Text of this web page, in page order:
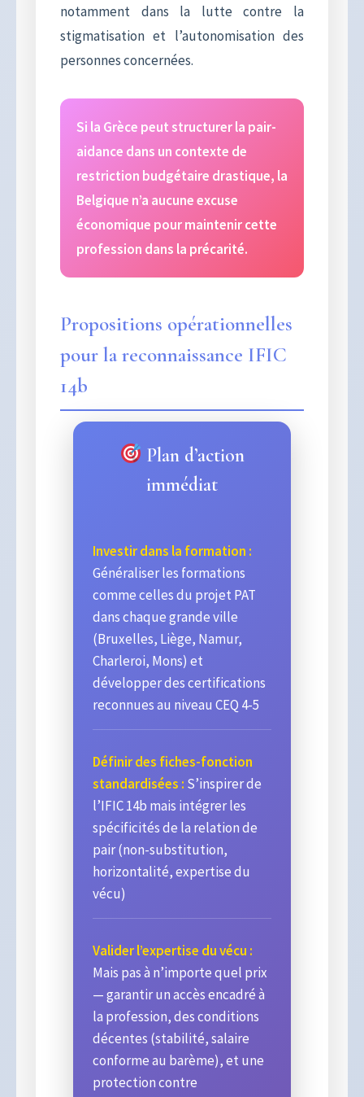
notamment dans la lutte contre la
stigmatisation et l’autonomisation des
personnes concernées.
Si la Grèce peut structurer la pair-
aidance dans un contexte de
restriction budgétaire drastique, la
Belgique n’a aucune excuse
économique pour maintenir cette
profession dans la précarité.
Propositions opérationnelles
pour la reconnaissance IFIC
14b
Plan d’action
immédiat
Investir dans la formation :
Généraliser les formations
comme celles du projet PAT
dans chaque grande ville
(Bruxelles, Liège, Namur,
Charleroi, Mons) et
développer des certifications
reconnues au niveau CEQ 4-5
Définir des fiches-fonction
standardisées : S’inspirer de
l’IFIC 14b mais intégrer les
spécificités de la relation de
pair (non-substitution,
horizontalité, expertise du
vécu)
Valider l’expertise du vécu :
Mais pas à n’importe quel prix
— garantir un accès encadré à
la profession, des conditions
décentes (stabilité, salaire
conforme au barème), et une
protection contre